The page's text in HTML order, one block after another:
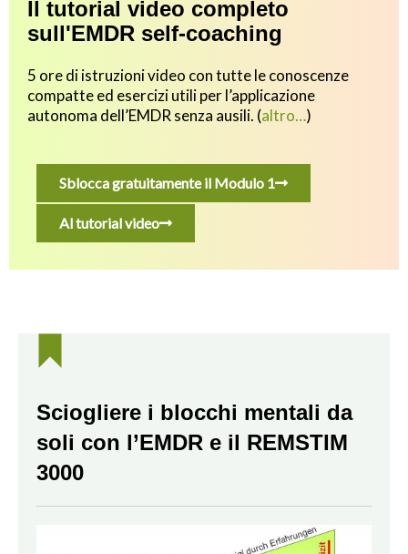
Il tutorial video completo
sull'EMDR self-coaching
5 ore di istruzioni video con tutte le conoscenze
compatte ed esercizi utili per l’applicazione
autonoma dell’EMDR senza ausili. (altro…)
Sblocca gratuitamente il Modulo 1
Al tutorial video
Sciogliere i blocchi mentali da
soli con l’EMDR e il REMSTIM
3000